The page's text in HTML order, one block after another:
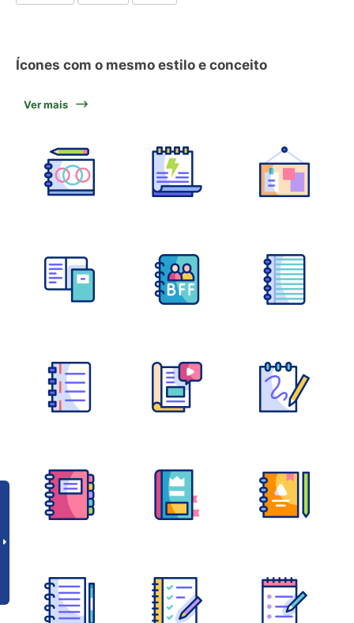
Ícones com o mesmo estilo e conceito
Ver mais